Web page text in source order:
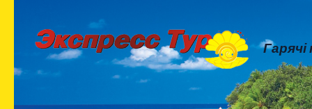
Skip to content